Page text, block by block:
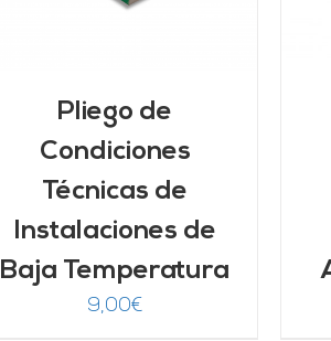
Pliego de
Condiciones
Técnicas de
Instalaciones de
Baja Temperatura
9,00€